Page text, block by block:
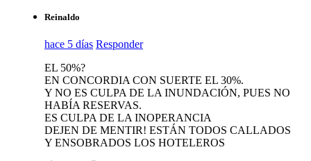
Reinaldo
hace 5 días Responder
EL 50%?
EN CONCORDIA CON SUERTE EL 30%.
Y NO ES CULPA DE LA INUNDACIÓN, PUES NO
HABÍA RESERVAS.
ES CULPA DE LA INOPERANCIA
DEJEN DE MENTIR! ESTÁN TODOS CALLADOS
Y ENSOBRADOS LOS HOTELEROS